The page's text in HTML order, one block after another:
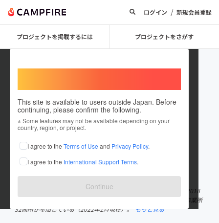
ログイン / 新規会員登録
プロジェクトを掲載するには プロジェクトをさがす
This site is available to users outside Japan. Before
continuing, please confirm the following.
※ Some features may not be available depending on your
country, region, or project.
I agree to the Terms of Use and Privacy Policy.
I agree to the International Support Terms.
Continue
enjunetwork
これまでに1件のプロジェクトを投稿しています
在住国：日本 現在地：未設定
出身国：日本 出身地：未設定
【アフターケア事業全国ネットワーク えんじゅ】 2018
年設立。社会的養護自立支援事業、アフターケア事業などを行う事業所
32箇所が参加している（2022年1月現在）。
もっと見る